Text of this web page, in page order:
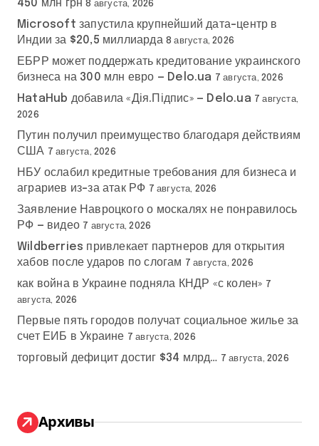
450 млн грн 8 августа, 2026
Microsoft запустила крупнейший дата-центр в
Индии за $20,5 миллиарда 8 августа, 2026
ЕБРР может поддержать кредитование украинского
бизнеса на 300 млн евро — Delo.ua 7 августа, 2026
HataHub добавила «Дія.Підпис» — Delo.ua 7 августа,
2026
Путин получил преимущество благодаря действиям
США 7 августа, 2026
НБУ ослабил кредитные требования для бизнеса и
аграриев из-за атак РФ 7 августа, 2026
Заявление Навроцкого о москалях не понравилось
РФ — видео 7 августа, 2026
Wildberries привлекает партнеров для открытия
хабов после ударов по слогам 7 августа, 2026
как война в Украине подняла КНДР «с колен» 7
августа, 2026
Первые пять городов получат социальное жилье за
счет ЕИБ в Украине 7 августа, 2026
торговый дефицит достиг $34 млрд… 7 августа, 2026
Архивы